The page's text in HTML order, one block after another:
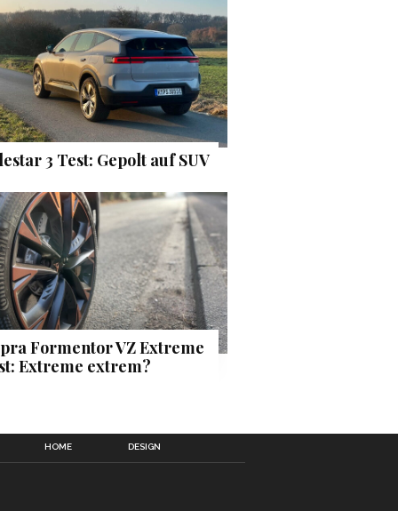
3 Test: Gepolt auf SUV
Formentor VZ Extreme
Extreme extrem?
HOME DESIGN